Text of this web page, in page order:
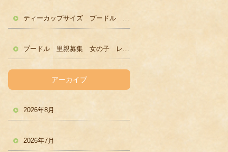
ティーカップサイズ プードル レッド男の子 ２歳
プードル 里親募集 女の子 レッド
アーカイブ
2026年8月
2026年7月